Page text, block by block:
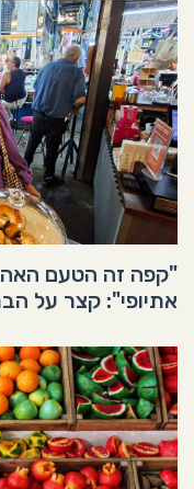
"קפה זה הטעם
אתיופי": קצר על